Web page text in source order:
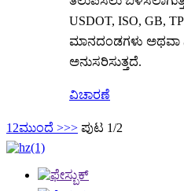
USDOT, ISO, GB,
ಮಾನದಂಡಗಳು ಅಥವಾ
ಅನುಸರಿಸುತ್ತದೆ.
ವಿಚಾರಣೆ
1 2ಮುಂದೆ >>> ಪುಟ 1/2